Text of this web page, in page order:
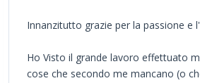
Innanzitutto grazie per la passione e
Ho Visto il grande lavoro effettuato
cose che secondo me mancano (o